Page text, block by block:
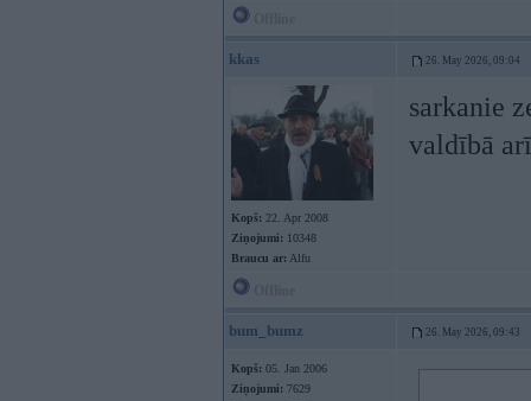
kkas 26. May 2026, 09:04
Kopš: 22. Apr 2008
Ziņojumi: 10348
Braucu ar: Alfu
sarkanie
valdībā
bum_bumz 26. May 2026, 09:43
Kopš: 05. Jan 2006
Ziņojumi: 7629